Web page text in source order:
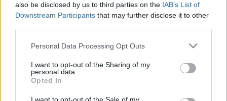
also be disclosed by us to third parties on the IAB’s List of
Downstream Participants that may further disclose it to other
Please note that this website/app uses one or more Google
not limited to your visit or usage behaviour. You may click to
grant or deny consent to Google and its third-party tags to
use your data for below specified purposes in below Google
consent section.
Personal Data Processing Opt Outs
I want to opt-out of the Sharing of my
personal data.
Opted In
HŐSÉG ÉS VÍZHIÁNY - ITATÓK FELTÖLTÉSÉVEL
SEGÍTIK A VADÁLLOMÁNYT A SOMOGYI
ERDŐKBEN
Kaposvár
Kevesebb fényt!